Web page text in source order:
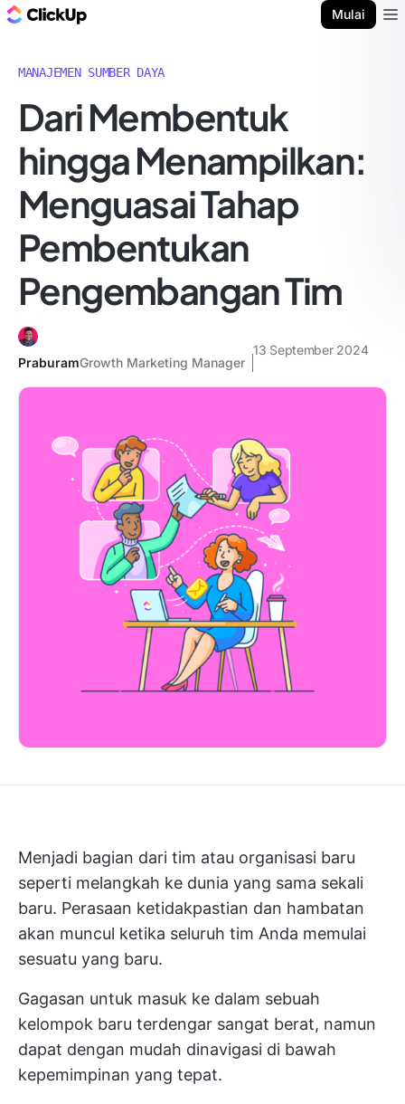
Mulai
MANAJEMEN SUMBER DAYA
Dari Membentuk
hingga Menampilkan:
Menguasai Tahap
Pembentukan
Pengembangan Tim
PraburamGrowth Marketing Manager
13 September 2024
Menjadi bagian dari tim atau organisasi baru
seperti melangkah ke dunia yang sama sekali
baru. Perasaan ketidakpastian dan hambatan
akan muncul ketika seluruh tim Anda memulai
sesuatu yang baru.
Gagasan untuk masuk ke dalam sebuah
kelompok baru terdengar sangat berat, namun
dapat dengan mudah dinavigasi di bawah
kepemimpinan yang tepat.